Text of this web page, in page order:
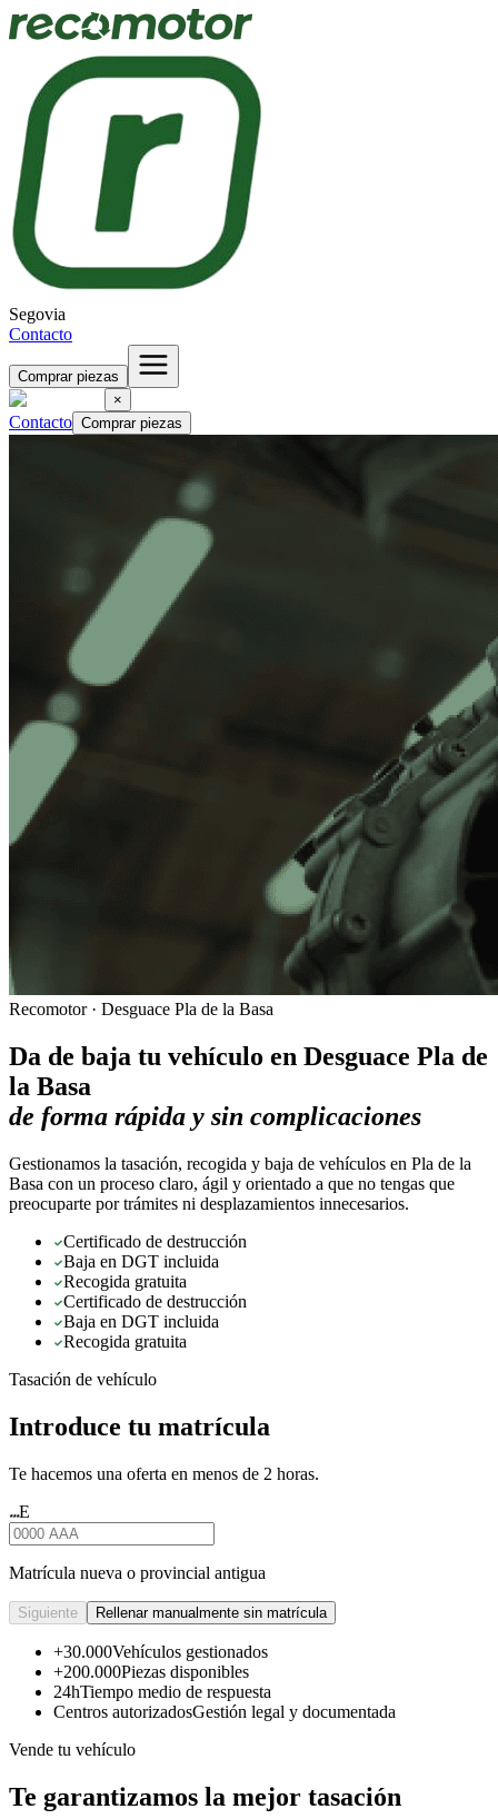
Segovia
Contacto
Comprar piezas
×
Contacto Comprar piezas
Recomotor · Desguace Pla de la Basa
Da de baja tu vehículo en Desguace Pla de
la Basa
de forma rápida y sin complicaciones
Gestionamos la tasación, recogida y baja de vehículos en Pla de la
Basa con un proceso claro, ágil y orientado a que no tengas que
preocuparte por trámites ni desplazamientos innecesarios.
Certificado de destrucción
Baja en DGT incluida
Recogida gratuita
Certificado de destrucción
Baja en DGT incluida
Recogida gratuita
Tasación de vehículo
Introduce tu matrícula
Te hacemos una oferta en menos de 2 horas.
★★★E
Matrícula nueva o provincial antigua
Siguiente Rellenar manualmente sin matrícula
+30.000Vehículos gestionados
+200.000Piezas disponibles
24hTiempo medio de respuesta
Centros autorizadosGestión legal y documentada
Vende tu vehículo
Te garantizamos la mejor tasación